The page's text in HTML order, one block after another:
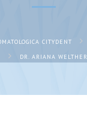
CITYDENT
DR. ARIANA WELTHER